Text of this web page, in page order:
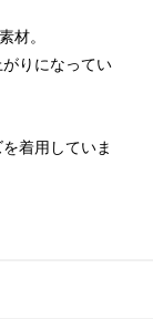
材。
りになってい
着用していま